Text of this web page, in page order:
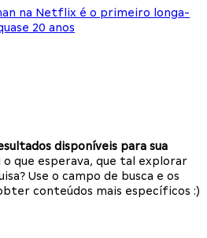
na Netflix é o primeiro longa-
20 anos
disponíveis para sua
que esperava, que tal explorar
Use o campo de busca e os
conteúdos mais específicos :)